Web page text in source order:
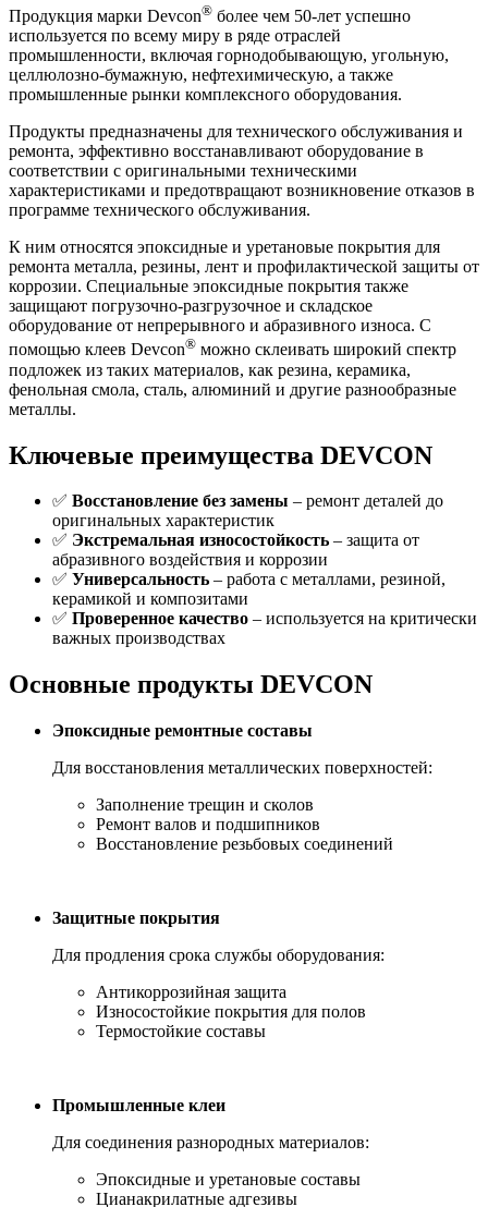
Продукция марки Devcon® более чем 50-лет успешно
используется по всему миру в ряде отраслей
промышленности, включая горнодобывающую, угольную,
целлюлозно-бумажную, нефтехимическую, а также
промышленные рынки комплексного оборудования.
Продукты предназначены для технического обслуживания и
ремонта, эффективно восстанавливают оборудование в
соответствии с оригинальными техническими
характеристиками и предотвращают возникновение отказов в
программе технического обслуживания.
К ним относятся эпоксидные и уретановые покрытия для
ремонта металла, резины, лент и профилактической защиты от
коррозии. Специальные эпоксидные покрытия также
защищают погрузочно-разгрузочное и складское
оборудование от непрерывного и абразивного износа. С
помощью клеев Devcon® можно склеивать широкий спектр
подложек из таких материалов, как резина, керамика,
фенольная смола, сталь, алюминий и другие разнообразные
металлы.
Ключевые преимущества DEVCON
✅ Восстановление без замены – ремонт деталей до
оригинальных характеристик
✅ Экстремальная износостойкость – защита от
абразивного воздействия и коррозии
✅ Универсальность – работа с металлами, резиной,
керамикой и композитами
✅ Проверенное качество – используется на критически
важных производствах
Основные продукты DEVCON
Эпоксидные ремонтные составы
Для восстановления металлических поверхностей:
Заполнение трещин и сколов
Ремонт валов и подшипников
Восстановление резьбовых соединений
Защитные покрытия
Для продления срока службы оборудования:
Антикоррозийная защита
Износостойкие покрытия для полов
Термостойкие составы
Промышленные клеи
Для соединения разнородных материалов:
Эпоксидные и уретановые составы
Цианакрилатные адгезивы